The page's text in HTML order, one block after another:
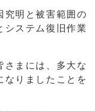
明と被害範囲の
システム復旧作業
まには、多大な
なりましたことを